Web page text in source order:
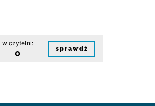
w czytelni:
0 sprawdź